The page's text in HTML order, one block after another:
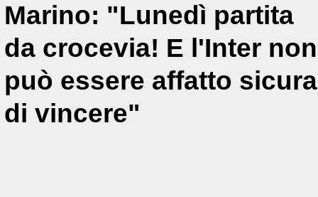
Marino: "Lunedì partita
da crocevia! E l'Inter non
può essere affatto sicura
di vincere"